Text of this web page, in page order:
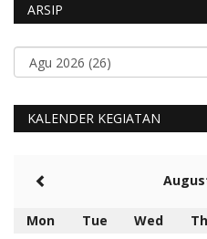
ARSIP
KALENDER KEGIATAN
Mon Tue Wed